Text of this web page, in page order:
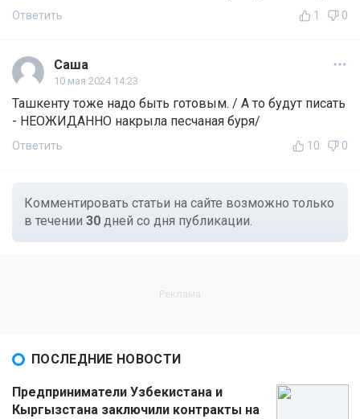
Ответить 1 0
Саша
10 мая 2024 14:23
Ташкенту тоже надо быть готовым. / А то будут писать
- НЕОЖИДАННО накрыла песчаная буря/
Ответить 10 0
Комментировать статьи на сайте возможно только
в течении 30 дней со дня публикации.
ПОСЛЕДНИЕ НОВОСТИ
Предприниматели Узбекистана и
Кыргызстана заключили контракты на